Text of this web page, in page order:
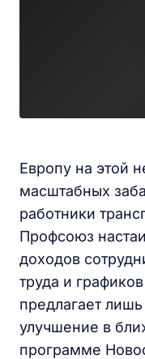
Европу на этой
масштабных
работники
Профсоюз
доходов
труда и
предлагает
улучшение в
программе